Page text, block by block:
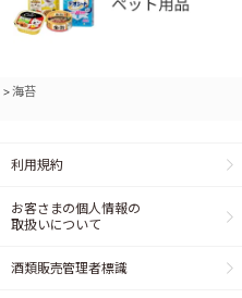
>海苔
利用規約
お客さまの個人情報の
取扱いについて
酒類販売管理者標識